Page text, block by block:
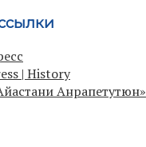
| History
Анрапетутюн»